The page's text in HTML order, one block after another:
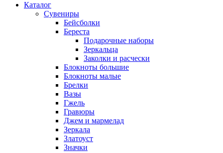
Каталог
Сувениры
Бейсболки
Береста
Подарочные наборы
Зеркальца
Заколки и расчески
Блокноты большие
Блокноты малые
Брелки
Вазы
Гжель
Гравюры
Джем и мармелад
Зеркала
Златоуст
Значки